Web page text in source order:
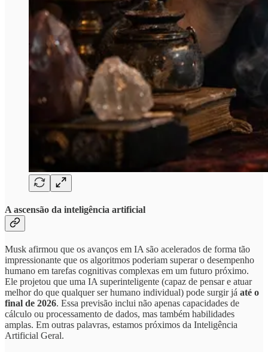
A ascensão da inteligência artificial
Musk afirmou que os avanços em IA são acelerados de forma tão
impressionante que os algoritmos poderiam superar o desempenho
humano em tarefas cognitivas complexas em um futuro próximo.
Ele projetou que uma IA superinteligente (capaz de pensar e atuar
melhor do que qualquer ser humano individual) pode surgir já até o
final de 2026. Essa previsão inclui não apenas capacidades de
cálculo ou processamento de dados, mas também habilidades
amplas. Em outras palavras, estamos próximos da Inteligência
Artificial Geral.